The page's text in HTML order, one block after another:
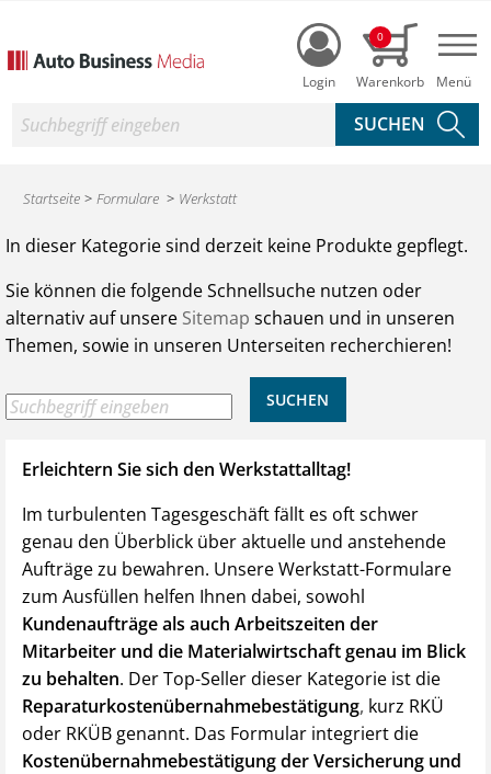
Login
0
Suche
Startseite Formulare Werkstatt
Produktsuche des Auto Business Shop
In dieser Kategorie sind derzeit keine Produkte gepflegt.
Sie können die folgende Schnellsuche nutzen oder
alternativ auf unsere Sitemap schauen und in unseren
Themen, sowie in unseren Unterseiten recherchieren!
Erleichtern Sie sich den Werkstattalltag!
Im turbulenten Tagesgeschäft fällt es oft schwer
genau den Überblick über aktuelle und anstehende
Aufträge zu bewahren. Unsere Werkstatt-Formulare
zum Ausfüllen helfen Ihnen dabei, sowohl
Kundenaufträge als auch Arbeitszeiten der
Mitarbeiter und die Materialwirtschaft genau im Blick
zu behalten. Der Top-Seller dieser Kategorie ist die
Reparaturkostenübernahmebestätigung, kurz RKÜ
oder RKÜB genannt. Das Formular integriert die
Kostenübernahmebestätigung der Versicherung und